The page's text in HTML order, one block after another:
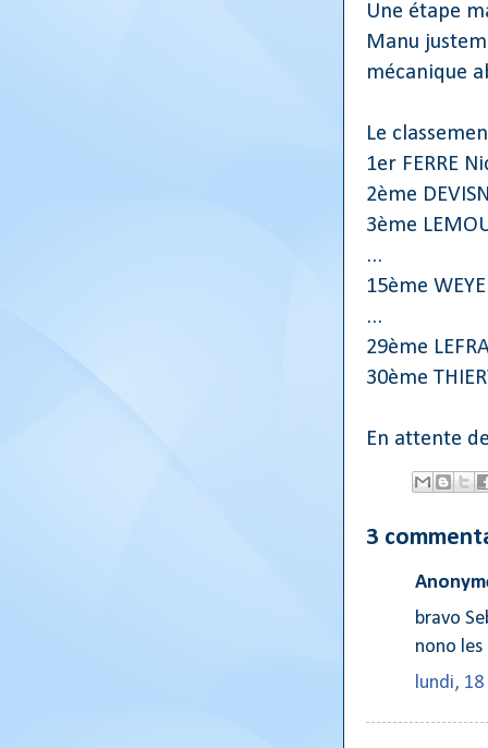
Une étape
Manu
mécanique
Le
1er FERRE
2ème
3ème
...
15ème
...
29ème
30ème
En attente
3
bravo
nono les
lundi,